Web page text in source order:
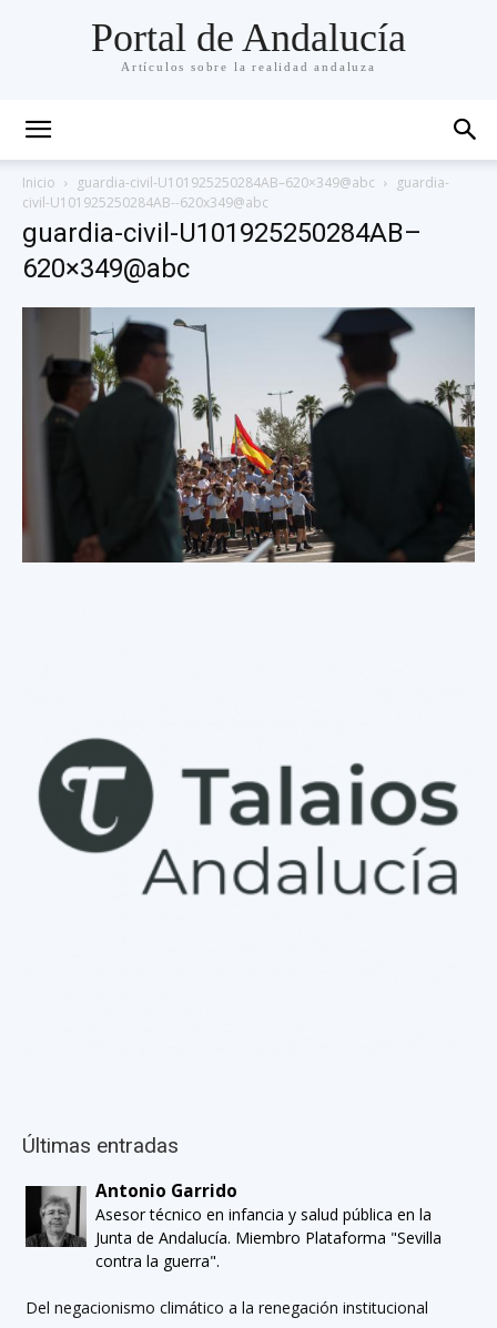
Portal de Andalucía
Artículos sobre la realidad andaluza
Inicio guardia-civil-U101925250284AB–620×349@abc
guardia-
civil-U101925250284AB--620x349@abc
guardia-civil-U101925250284AB–
620×349@abc
Últimas entradas
Antonio Garrido
Asesor técnico en infancia y salud pública en la
Junta de Andalucía. Miembro Plataforma "Sevilla
contra la guerra".
Del negacionismo climático a la renegación institucional